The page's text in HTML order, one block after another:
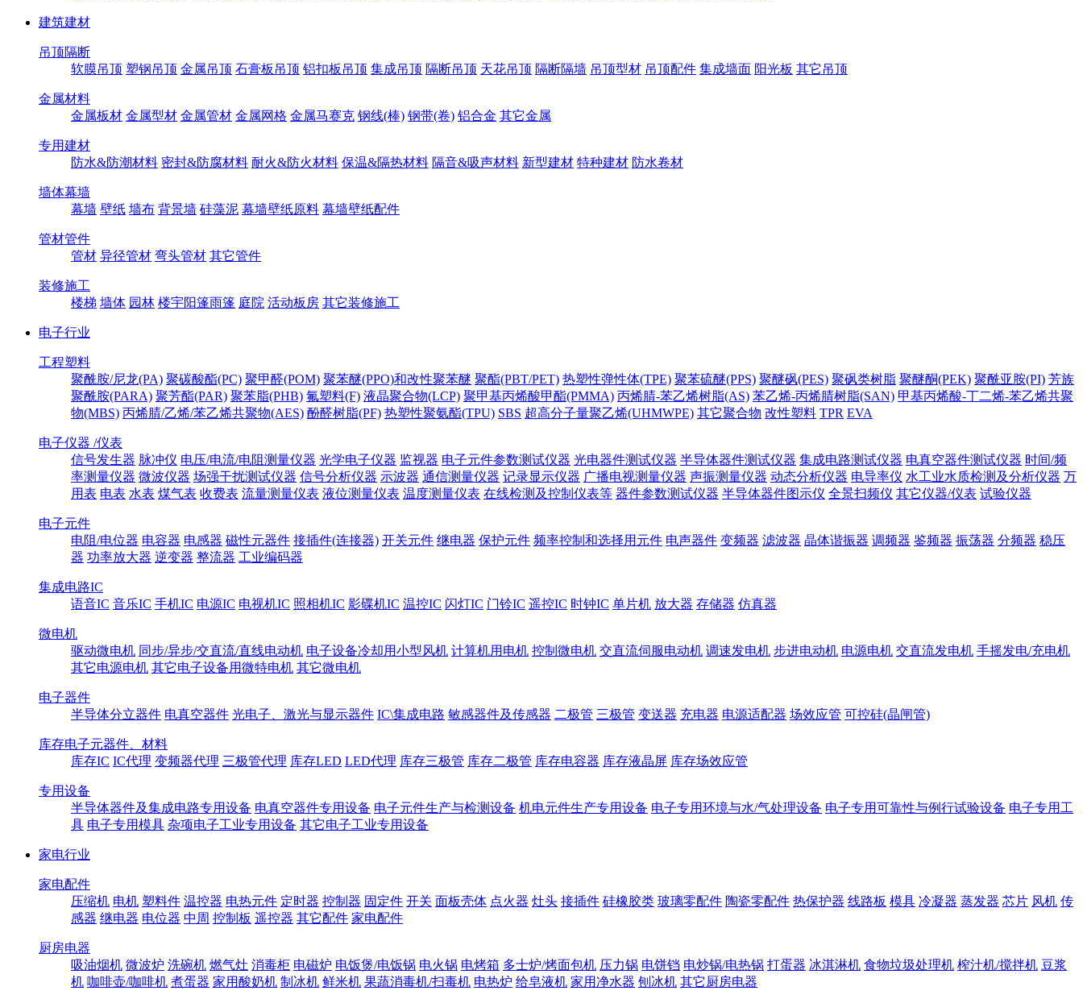
建筑建材
吊顶隔断
软膜吊顶 塑钢吊顶 金属吊顶 石膏板吊顶 铝扣板吊顶 集成吊顶 隔断吊顶 天花吊顶 隔断隔墙 吊顶型材 吊顶配件 集成墙面 阳光板 其它吊顶
金属材料
金属板材 金属型材 金属管材 金属网格 金属马赛克 钢线(棒) 钢带(卷) 铝合金 其它金属
专用建材
防水&防潮材料 密封&防腐材料 耐火&防火材料 保温&隔热材料 隔音&吸声材料 新型建材 特种建材 防水卷材
墙体幕墙
幕墙 壁纸 墙布 背景墙 硅藻泥 幕墙壁纸原料 幕墙壁纸配件
管材管件
管材 异径管材 弯头管材 其它管件
装修施工
楼梯 墙体 园林 楼宇阳篷雨篷 庭院 活动板房 其它装修施工
电子行业
工程塑料
聚酰胺/尼龙(PA) 聚碳酸酯(PC) 聚甲醛(POM) 聚苯醚(PPO)和改性聚苯醚 聚酯(PBT/PET) 热塑性弹性体(TPE) 聚苯硫醚(PPS) 聚醚砜(PES) 聚砜类树脂 聚醚酮(PEK) 聚酰亚胺(PI) 芳族
聚酰胺(PARA) 聚芳酯(PAR) 聚苯脂(PHB) 氟塑料(F) 液晶聚合物(LCP) 聚甲基丙烯酸甲酯(PMMA) 丙烯腈-苯乙烯树脂(AS) 苯乙烯-丙烯腈树脂(SAN) 甲基丙烯酸-丁二烯-苯乙烯共聚
物(MBS) 丙烯腈/乙烯/苯乙烯共聚物(AES) 酚醛树脂(PF) 热塑性聚氨酯(TPU) SBS 超高分子量聚乙烯(UHMWPE) 其它聚合物 改性塑料 TPR EVA
电子仪器 /仪表
信号发生器 脉冲仪 电压/电流/电阻测量仪器 光学电子仪器 监视器 电子元件参数测试仪器 光电器件测试仪器 半导体器件测试仪器 集成电路测试仪器 电真空器件测试仪器 时间/频
率测量仪器 微波仪器 场强干扰测试仪器 信号分析仪器 示波器 通信测量仪器 记录显示仪器 广播电视测量仪器 声振测量仪器 动态分析仪器 电导率仪 水工业水质检测及分析仪器 万
用表 电表 水表 煤气表 收费表 流量测量仪表 液位测量仪表 温度测量仪表 在线检测及控制仪表等 器件参数测试仪器 半导体器件图示仪 全景扫频仪 其它仪器/仪表 试验仪器
电子元件
电阻/电位器 电容器 电感器 磁性元器件 接插件(连接器) 开关元件 继电器 保护元件 频率控制和选择用元件 电声器件 变频器 滤波器 晶体谐振器 调频器 鉴频器 振荡器 分频器 稳压
器 功率放大器 逆变器 整流器 工业编码器
集成电路IC
语音IC 音乐IC 手机IC 电源IC 电视机IC 照相机IC 影碟机IC 温控IC 闪灯IC 门铃IC 遥控IC 时钟IC 单片机 放大器 存储器 仿真器
微电机
驱动微电机 同步/异步/交直流/直线电动机 电子设备冷却用小型风机 计算机用电机 控制微电机 交直流伺服电动机 调速发电机 步进电动机 电源电机 交直流发电机 手摇发电/充电机
其它电源电机 其它电子设备用微特电机 其它微电机
电子器件
半导体分立器件 电真空器件 光电子、激光与显示器件 IC\集成电路 敏感器件及传感器 二极管 三极管 变送器 充电器 电源适配器 场效应管 可控硅(晶闸管)
库存电子元器件、材料
库存IC IC代理 变频器代理 三极管代理 库存LED LED代理 库存三极管 库存二极管 库存电容器 库存液晶屏 库存场效应管
专用设备
半导体器件及集成电路专用设备 电真空器件专用设备 电子元件生产与检测设备 机电元件生产专用设备 电子专用环境与水/气处理设备 电子专用可靠性与例行试验设备 电子专用工
具 电子专用模具 杂项电子工业专用设备 其它电子工业专用设备
家电行业
家电配件
压缩机 电机 塑料件 温控器 电热元件 定时器 控制器 固定件 开关 面板壳体 点火器 灶头 接插件 硅橡胶类 玻璃零配件 陶瓷零配件 热保护器 线路板 模具 冷凝器 蒸发器 芯片 风机 传
感器 继电器 电位器 中周 控制板 遥控器 其它配件 家电配件
厨房电器
吸油烟机 微波炉 洗碗机 燃气灶 消毒柜 电磁炉 电饭煲/电饭锅 电火锅 电烤箱 多士炉/烤面包机 压力锅 电饼铛 电炒锅/电热锅 打蛋器 冰淇淋机 食物垃圾处理机 榨汁机/搅拌机 豆浆
机 咖啡壶/咖啡机 煮蛋器 家用酸奶机 制冰机 鲜米机 果蔬消毒机/扫毒机 电热炉 给皂液机 家用净水器 刨冰机 其它厨房电器